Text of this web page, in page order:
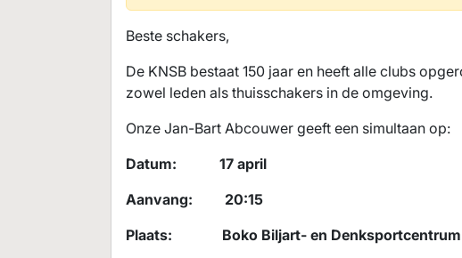
Beste schakers,
De KNSB bestaat 150 jaar en heeft alle clubs
zowel leden als thuisschakers in de omgeving.
Onze Jan-Bart Abcouwer geeft een simultaan op:
Datum: 17 april
Aanvang: 20:15
Plaats: Boko Biljart- en Denksportcentrum